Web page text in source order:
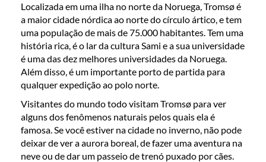
Localizada em uma ilha no norte da Noruega, Tromsø é
a maior cidade nórdica ao norte do círculo ártico, e tem
uma população de mais de 75.000 habitantes. Tem uma
história rica, é o lar da cultura Sami e a sua universidade
é uma das dez melhores universidades da Noruega.
Além disso, é um importante porto de partida para
qualquer expedição ao polo norte.
Visitantes do mundo todo visitam Tromsø para ver
alguns dos fenômenos naturais pelos quais ela é
famosa. Se você estiver na cidade no inverno, não pode
deixar de ver a aurora boreal, de fazer uma aventura na
neve ou de dar um passeio de trenó puxado por cães.